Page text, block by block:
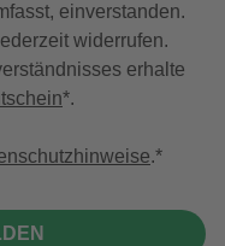
einverstanden.
widerrufen.
erhalte
*.
.